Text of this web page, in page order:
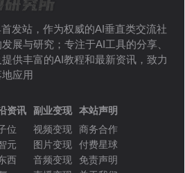
发站，作为权威的AI垂直类交流社
展与研究；专注于AI工具的分享、
供丰富的AI教程和最新资讯，致力
应用
资讯
位
元
西
副业变现
视频变现
图片变现
音频变现
本站声明
商务合作
付费星球
免责声明